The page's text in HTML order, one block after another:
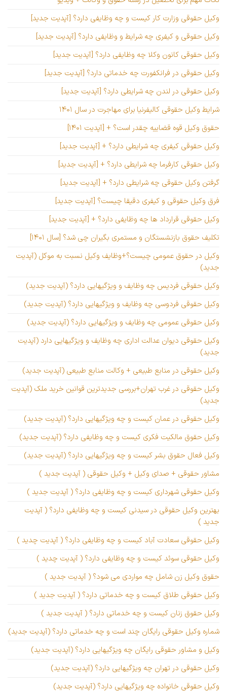
وکیل حقوقی وزارت کار کیست و چه وظایفی دارد؟ [آپدیت جدید]
وکیل حقوقی و کیفری چه شرایط و وظایفی دارد؟ [آپدیت جدید]
وکیل حقوقی کانون وکلا چه وظایفی دارد؟ [آپدیت جدید]
وکیل حقوقی در فرانکفورت چه خدماتی دارد؟ [آپدیت جدید]
وکیل حقوقی در لندن چه شرایطی دارد؟ [آپدیت جدید]
شرایط وکیل حقوقی کالیفرنیا برای مهاجرت در سال ۱۴۰۱
حقوق وکیل قوه قضاییه چقدر است؟ + [آپدیت ۱۴۰۱]
وکیل حقوقی کیفری چه شرایطی دارد؟ + [آپدیت جدید]
وکیل حقوقی کارفرما چه شرایطی دارد؟ + [آپدیت جدید]
گرفتن وکیل حقوقی چه شرایطی دارد؟ + [آپدیت جدید]
فرق وکیل حقوقی و کیفری دقیقا چیست؟ [آپدیت جدید]
وکیل حقوقی قرارداد ها چه وظایفی دارد؟ + [آپدیت جدید]
تکلیف حقوق بازنشستگان و مستمری بگیران چی شد؟ [سال ۱۴۰۱]
وکیل در حقوق عمومی چیست؟+وظایف وکیل نسبت به موکل (آپدیت
جدید)
وکیل حقوقی فردیس چه وظایف و ویژگیهایی دارد؟ (آپدیت جدید)
وکیل حقوقی فردوسی چه وظایف و ویژگیهایی دارد؟ (آپدیت جدید)
وکیل حقوقی عمومی چه وظایف و ویژگیهایی دارد؟ (آپدیت جدید)
وکیل حقوقی دیوان عدالت اداری چه وظایف و ویژگیهایی دارد (آپدیت
جدید)
وکیل حقوقی در منابع طبیعی + وکالت منابع طبیعی (آپدیت جدید)
وکیل حقوقی در غرب تهران+بررسی جدیدترین قوانین خرید ملک (آپدیت
جدید)
وکیل حقوقی در عمان کیست و چه ویژگیهایی دارد؟ (آپدیت جدید)
وکیل حقوق مالکیت فکری کیست و چه وظایفی دارد؟ (آپدیت جدید)
وکیل فعال حقوق بشر کیست و چه ویژگیهایی دارد؟ (آپدیت جدید)
مشاور حقوقی + صدای وکیل + وکیل حقوقی ( آپدیت جدید )
وکیل حقوقی شهرداری کیست و چه وظایفی دارد؟ ( آپدیت جدید )
بهترین وکیل حقوقی در سیدنی کیست و چه وظایفی دارد؟ ( آپدیت
جدید )
وکیل حقوقی سعادت آباد کیست و چه وظایفی دارد؟ ( آپدیت چدید )
وکیل حقوقی سوئد کیست و چه وظایفی دارد؟ ( آپدیت چدید )
حقوق وکیل زن شامل چه مواردی می شود؟ ( آپدیت جدید )
وکیل حقوقی طلاق کیست و چه خدماتی دارد؟ ( آپدیت جدید )
وکیل حقوق زنان کیست و چه خدماتی دارد؟ ( آپدیت جدید )
شماره وکیل حقوقی رایگان چند است و چه خدماتی دارد؟ (آپدیت جدید)
وکیل و مشاور حقوقی رایگان چه ویژگیهایی دارد؟ (آپدیت جدید)
وکیل حقوقی در تهران چه ویژگیهایی دارد؟ (آپدیت جدید)
وکیل حقوقی خانواده چه ویژگیهایی دارد؟ (آپدیت جدید)